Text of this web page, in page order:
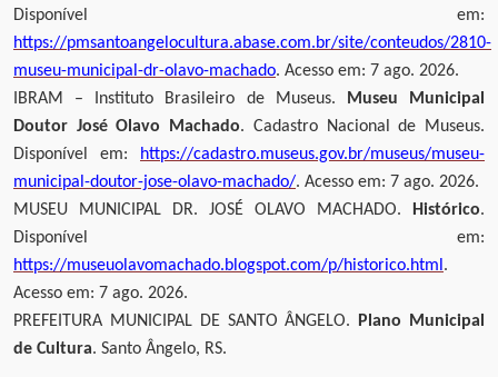
Disponível em:
https://pmsantoangelocultura.abase.com.br/site/conteudos/2810-
museu-municipal-dr-olavo-machado. Acesso em: 7 ago. 2026.
IBRAM – Instituto Brasileiro de Museus. Museu Municipal
Doutor José Olavo Machado. Cadastro Nacional de Museus.
Disponível em: https://cadastro.museus.gov.br/museus/museu-
municipal-doutor-jose-olavo-machado/. Acesso em: 7 ago. 2026.
MUSEU MUNICIPAL DR. JOSÉ OLAVO MACHADO. Histórico.
Disponível em:
https://museuolavomachado.blogspot.com/p/historico.html.
Acesso em: 7 ago. 2026.
PREFEITURA MUNICIPAL DE SANTO ÂNGELO. Plano Municipal
de Cultura. Santo Ângelo, RS.